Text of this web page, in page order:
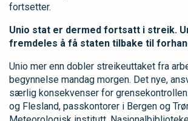
fortsetter.
Unio stat er dermed fortsatt i streik.
fremdeles å få staten tilbake til
Unio mer enn dobler streikeuttaket fra
begynnelse mandag morgen. Det nye,
særlig konsekvenser for grensekontrollen
og Flesland, passkontorer i Bergen og